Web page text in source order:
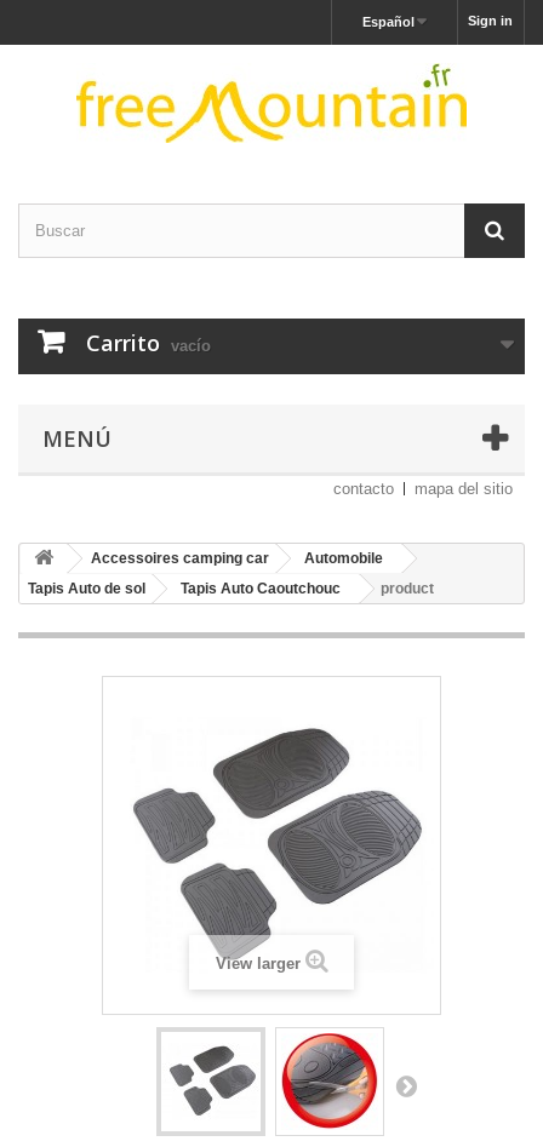
Sign in
Español
Carrito vacío
MENÚ
contacto mapa del sitio
Accessoires camping car
Automobile
Tapis Auto de sol
Tapis Auto Caoutchouc product
View larger